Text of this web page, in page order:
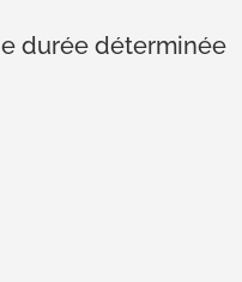
durée déterminée